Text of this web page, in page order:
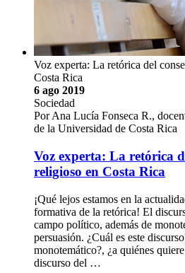
Voz experta: La retórica del
Costa Rica
6 ago 2019
Sociedad
Por Ana Lucía Fonseca R.,
de la Universidad de Costa Rica
Voz experta: La retórica
religioso en Costa Rica
¡Qué lejos estamos en la
formativa de la retórica! El
campo político, además de
persuasión. ¿Cuál es este
monotemático?, ¿a quiénes
discurso del …